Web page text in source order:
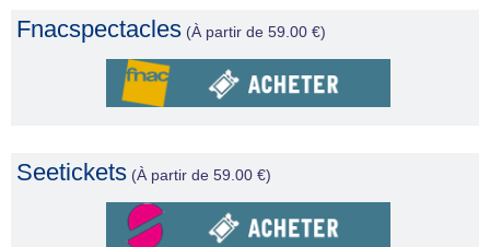
Fnacspectacles (À partir de 59.00 €)
Seetickets (À partir de 59.00 €)